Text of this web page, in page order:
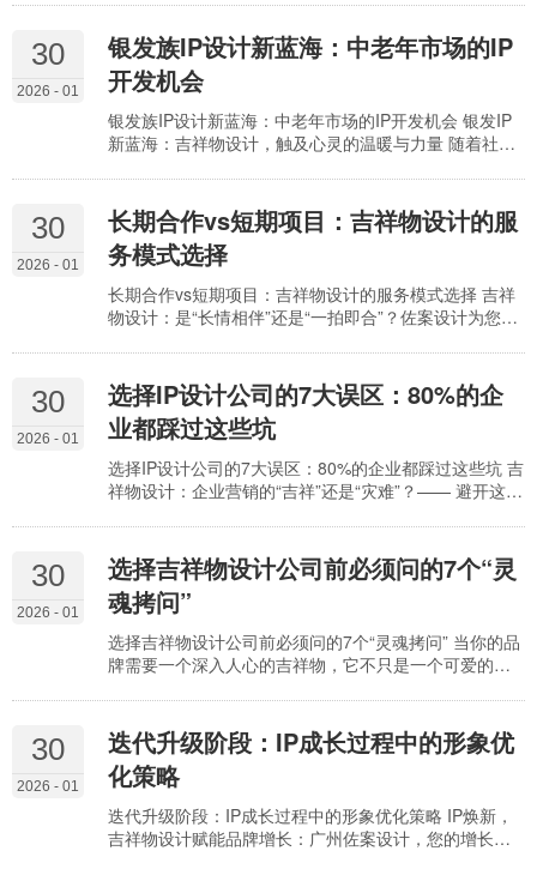
演。每一位闪耀的偶像，都是一个巨大的IP宝藏。而要
挖掘这份宝藏的最大价值，将偶像的魅力延伸到更多维
度，一个出圈的吉祥物设计，绝对是点石成金的关键一
步。 市场痛点：千篇一律的“小可爱”，难以触及粉丝心
30
2026 - 01
银发族IP设计新蓝海：中老年市场的IP
开发机会
银发族IP设计新蓝海：中老年市场的IP开发机会 银发IP
新蓝海：吉祥物设计，触及心灵的温暖与力量 随着社会
视的消费力量。在IP开发领域，这一市场却鲜有亮眼之
作，尤其是在吉祥物设计方面，往往停留在概念化或缺
乏温度，未能真正打动目标受众。这便是中老年市场的
IP开发痛点所在。 痛点剖析： 认知偏差与刻板印象： 许
30
2026 - 01
长期合作vs短期项目：吉祥物设计的服
务模式选择
长期合作vs短期项目：吉祥物设计的服务模式选择 吉祥
物设计：是“长情相伴”还是“一拍即合”？佐案设计为您深
如同企业的“微笑名片”，能够瞬间拉近与消费者的距离。
在寻求吉祥物设计服务的过程中，企业常常面临一个选
择：是选择与设计公司建立长期的战略合作关系，还是
仅仅针对某个特定项目进行短期合作？广州佐案设计，
…
30
2026 - 01
选择IP设计公司的7大误区：80%的企
业都踩过这些坑
选择IP设计公司的7大误区：80%的企业都踩过这些坑 吉
祥物设计：企业营销的“吉祥”还是“灾难”？—— 避开这
功的吉祥物，就像企业的“形象代言人”，能够迅速拉近与
消费者的距离，传递品牌文化，甚至成为爆款。不少企
业在吉祥物设计的道路上，却不自觉地走进了“坑”。据不
完全统计，高达80%的企业都曾在这几个方面“栽过跟
30
2026 - 01
选择吉祥物设计公司前必须问的7个“灵
魂拷问”
选择吉祥物设计公司前必须问的7个“灵魂拷问” 当你的品
牌需要一个深入人心的吉祥物，它不只是一个可爱的形
动载体。但如何在众多吉祥物设计公司中，找到那个真
正懂你的“灵魂伴侣”？在与设计公司接洽前，不妨先问自
己这7个“灵魂拷问”，直击企业在市场中可能遇到的痛
点，并借此审视广州佐案设计如何能成为你的破局者。
30
2026 - 01
迭代升级阶段：IP成长过程中的形象优
化策略
迭代升级阶段：IP成长过程中的形象优化策略 IP焕新，
吉祥物设计赋能品牌增长：广州佐案设计，您的增长伙